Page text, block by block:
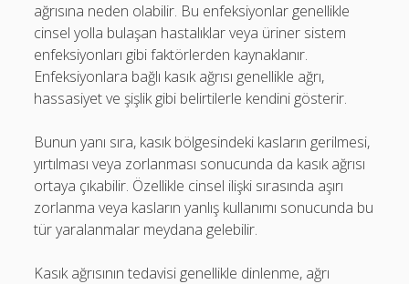
ağrısına neden olabilir. Bu enfeksiyonlar genellikle
cinsel yolla bulaşan hastalıklar veya üriner sistem
enfeksiyonları gibi faktörlerden kaynaklanır.
Enfeksiyonlara bağlı kasık ağrısı genellikle ağrı,
hassasiyet ve şişlik gibi belirtilerle kendini gösterir.
Bunun yanı sıra, kasık bölgesindeki kasların gerilmesi,
yırtılması veya zorlanması sonucunda da kasık ağrısı
ortaya çıkabilir. Özellikle cinsel ilişki sırasında aşırı
zorlanma veya kasların yanlış kullanımı sonucunda bu
tür yaralanmalar meydana gelebilir.
Kasık ağrısının tedavisi genellikle dinlenme, ağrı